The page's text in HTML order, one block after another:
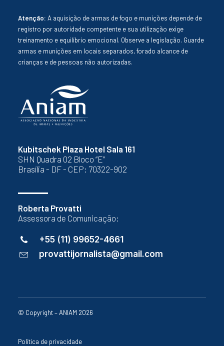
Kubitschek Plaza Hotel Sala 161
SHN Quadra 02 Bloco “E”
Brasília - DF - CEP: 70322-902
Roberta Provatti
Assessora de Comunicação:
+55 (11) 99652-4661
provattijornalista@gmail.com
Atenção: A aquisição de armas de fogo e munições depende de
registro por autoridade competente e sua utilização exige
treinamento e equilíbrio emocional. Observe a legislação. Guarde
armas e munições em locais separados, forado alcance de
crianças e de pessoas não autorizadas.
© Copyright – ANIAM 2026
Política de privacidade